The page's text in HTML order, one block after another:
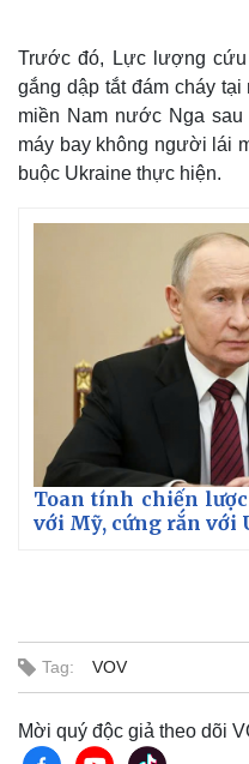
Thế giới
Trước đó, Lực lượng
gắng dập tắt đám cháy
miền Nam nước Nga
máy bay không người lái
buộc Ukraine thực hiện.
Toan tính chiến
với Mỹ, cứng rắn với
Tag: VOV
Mời quý độc giả theo dõi